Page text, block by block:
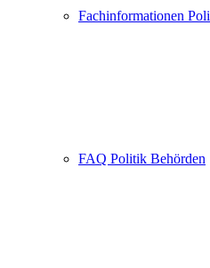
Fachinformationen
FAQ Politik Behörden